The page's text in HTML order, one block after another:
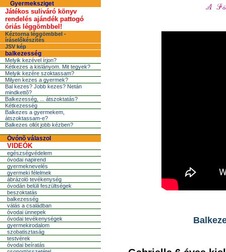
Gyermeksziget
Játékos suliváró könyv
rendelés ajándék pattogó
óriás léggömbbel!
Kéztorna léggömbbel -
íráselőkészítés
JSV kép
balkezesség
Melyik kezével írjon?
Kétkezes a kislányom. Mit tegyek?
Melyik kezére szoktassam?
Milyen kezes a gyermek?
Bal kezes? Jobb kezes? Netán
mindkettõ?
Balkezesség, ... átszoktatás?
Kétkezesség
Balkezes a gyermekem,
átszoktassam-e?
Balkezes ollót jobb kézben?
Óvónõ válaszol
VIDEÓK
egészségvédelem
óvodai napirend
gyermeknevelés
gyermeki félelmek
ábrázoló tevékenység
óvodán belüli feszültségek
beszoktatás
balkezesség
válás a családban
óvodai ünnepek
óvodai tevékenységek
gyermekirodalom
szobatisztaság
testvérek
óvodai beíratás